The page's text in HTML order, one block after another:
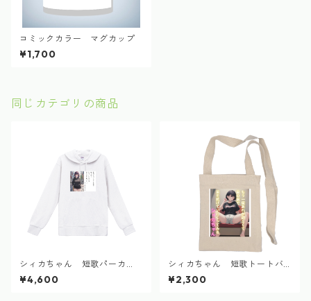
コミックカラー マグカップ
¥1,700
同じカテゴリの商品
シィカちゃん 短歌パーカ
ー 2024.9
¥4,600
シィカちゃん 短歌トートバ
ッグ 2024.9
¥2,300